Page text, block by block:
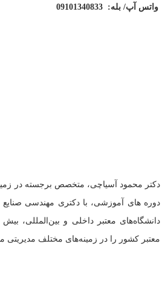
واتس آپ/ بله: 09101340833
دکتر محمود آسیاچی، متخصص برجسته در
دوره های آموزشی، با دکتری مهندسی صنایع
معتبر کشور را در زمینه‌های مختلف مدیریتی